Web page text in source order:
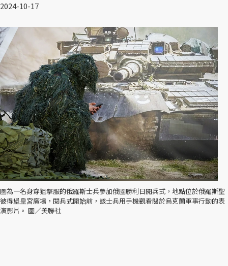
2024-10-17
圖為一名身穿狙擊服的俄羅斯士兵參加俄國勝利日閱兵式，地點位於俄羅斯聖
彼得堡皇宮廣場，閱兵式開始前，該士兵用手機觀看關於烏克蘭軍事行動的表
演影片。 圖／美聯社